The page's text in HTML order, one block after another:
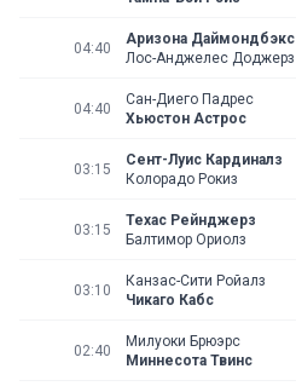
04:40
Аризона Даймондбэкс
Лос-Анджелес Доджерз
04:40
Сан-Диего Падрес
Хьюстон Астрос
03:15
Сент-Луис Кардиналз
Колорадо Рокиз
03:15
Техас Рейнджерз
Балтимор Ориолз
03:10
Канзас-Сити Ройалз
Чикаго Кабс
02:40
Милуоки Брюэрс
Миннесота Твинс